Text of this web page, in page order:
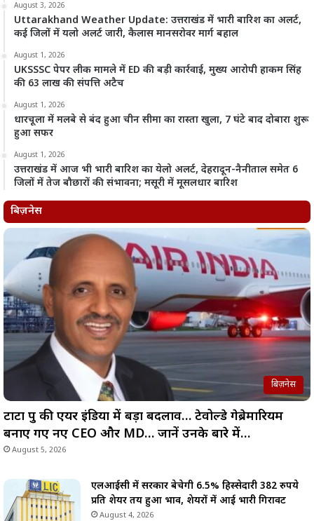
August 3, 2026
Uttarakhand Weather Update: उत्तराखंड में भारी बारिश का अलर्ट,
कई जिलों में यलो अलर्ट जारी, कैलास मानसरोवर मार्ग बहाल
August 1, 2026
UKSSSC पेपर लीक मामले में ED की बड़ी कार्रवाई, मुख्य आरोपी हाकम सिंह
की 63 लाख की संपत्ति अटैच
August 1, 2026
धारचूला में मलबे से बंद हुआ चीन सीमा का रास्ता खुला, 7 घंटे बाद दोबारा शुरू
हुआ सफर
August 1, 2026
उत्तराखंड में आज भी भारी बारिश का येलो अलर्ट, देहरादून-नैनीताल समेत 6
जिलों में तेज बौछारों की संभावना; मसूरी में मूसलधार बारिश
बिज़नेस
बिज़नेस
टाटा ग्रुप की एयर इंडिया में बड़ा बदलाव… टेवोल्डे गेब्रेमारियम
बनाए गए नए CEO और MD… जानें उनके बारे में…
August 5, 2026
एलआईसी में सरकार बेचेगी 6.5% हिस्सेदारी 382 रुपये
प्रति शेयर तय हुआ भाव, शेयरों में आई भारी गिरावट
August 4, 2026